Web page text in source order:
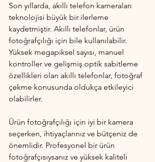
Son yıllarda, akıllı telefon kameraları
teknolojisi büyük bir ilerleme
kaydetmiştir. Akıllı telefonlar, ürün
fotoğrafçılığı için bile kullanılabilir.
Yüksek megapiksel sayısı, manuel
kontroller ve gelişmiş optik sabitleme
özellikleri olan akıllı telefonlar, fotoğraf
çekme konusunda oldukça etkileyici
olabilirler.
Ürün fotoğrafçılığı için iyi bir kamera
seçerken, ihtiyaçlarınız ve bütçeniz de
önemlidir. Profesyonel bir ürün
fotoğrafçısıysanız ve yüksek kaliteli